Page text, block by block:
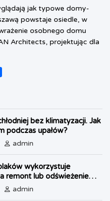
jak typowe domy-
powstaje osiedle, w
osobnego domu
Architects, projektując dla
bez klimatyzacji. Jak
podczas upałów?
admin
wykorzystuje
remont lub odświeżenie
admin